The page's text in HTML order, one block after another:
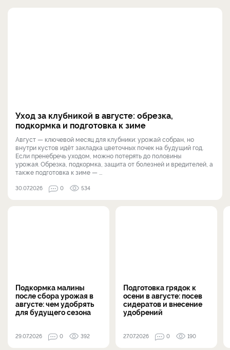
Уход за клубникой в августе: обрезка,
подкормка и подготовка к зиме
Август — ключевой месяц для клубники: урожай собран, но
внутри кустов идёт закладка цветочных почек на будущий год.
Если пренебречь уходом, можно потерять до половины
урожая. Обрезка, подкормка, защита от болезней и вредителей, а
также подготовка к зиме — ...
30.07.2026 0 534
Подкормка малины
после сбора урожая в
августе: чем удобрять
для будущего сезона
29.07.2026 0 392
Подготовка грядок к
осени в августе: посев
сидератов и внесение
удобрений
27.07.2026 0 190